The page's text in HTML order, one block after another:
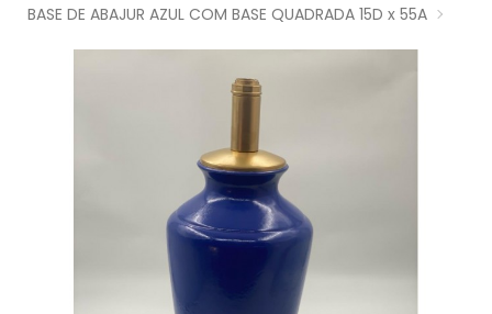
BASE DE ABAJUR AZUL COM BASE QUADRADA 15D x 55A